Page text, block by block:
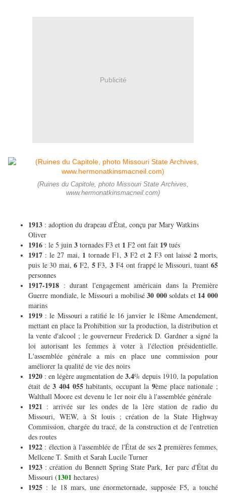
Publicité
(Ruines du Capitole, photo Missouri State Archives,
www.hermonatkinsmacneil.com)
1913 : adoption du drapeau d'État, conçu par Mary Watkins
Oliver
1916 : le 5 juin 3 tornades F3 et 1 F2 ont fait 19 tués
1917 : le 27 mai, 1 tornade F1, 3 F2 et2 F3 ont laissé 2morts,
puis le 30 mai,6 F2, 5F3, 3F4 ont frappé le Missouri, tuant65
personnes
1917-1918 : durant l'engagement américain dans la Première
Guerre mondiale, le Missouri a mobilisé30 000soldats et 14 000
marins
1919 : le Missouri a ratifié le 16 janvier le 18ème Amendement,
mettant en place la Prohibition sur la production, la distribution et
la vente d'alcool ; le gouverneur Frederick D. Gardner a signé la
loi autorisant les femmes à voter à l'élection présidentielle.
L'assemblée générale a mis en place une commission pour
améliorer la qualité de vie des noirs
1920 : en légère augmentation de 3.4% depuis 1910, la population
était de3 404 055habitants, occupant la9ème place nationale ;
Walthall Moore est devenu le 1er noir élu à l'assemblée générale
1921 : arrivée sur les ondes de la 1ère station de radio du
Missouri, WEW, à St louis ; création de la State Highway
Commission, chargée du tracé, de la construction et de l'entretien
des routes
1922 : élection à l'assemblée de l'État de ses2 premières femmes,
Mellcene T. Smith et Sarah Lucile Turner
1923 : création du Bennett Spring State Park, 1er parc d'État du
Missouri (1301 hectares)
1925 : le 18 mars, une énormetornade, supposée F5, a touché